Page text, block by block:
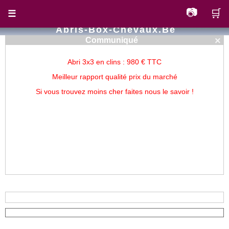
Abris-Box-Chevaux.be
☰ 📷 🛒
×
Communiqué
Abri 3x3 en clins : 980 € TTC
Meilleur rapport qualité prix du marché
Si vous trouvez moins cher faites nous le savoir !